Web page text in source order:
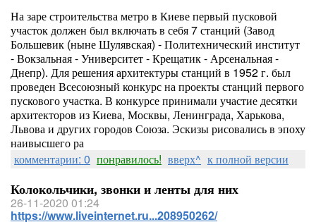
На заре строительства метро в Киеве первый пусковой
участок должен был включать в себя 7 станций (Завод
Большевик (ныне Шулявская) - Политехнический институт
- Вокзальная - Университет - Крещатик - Арсенальная -
Днепр). Для решения архитектуры станций в 1952 г. был
проведен Всесоюзный конкурс на проекты станций первого
пускового участка. В конкурсе принимали участие десятки
архитекторов из Киева, Москвы, Ленинграда, Харькова,
Львова и других городов Союза. Эскизы рисовались в эпоху
наивысшего ра
комментарии: 0 понравилось! вверх^ к полной версии
Колокольчики, звонки и ленты для них
26-11-2020 01:24
https://www.liveinternet.ru...208950262/